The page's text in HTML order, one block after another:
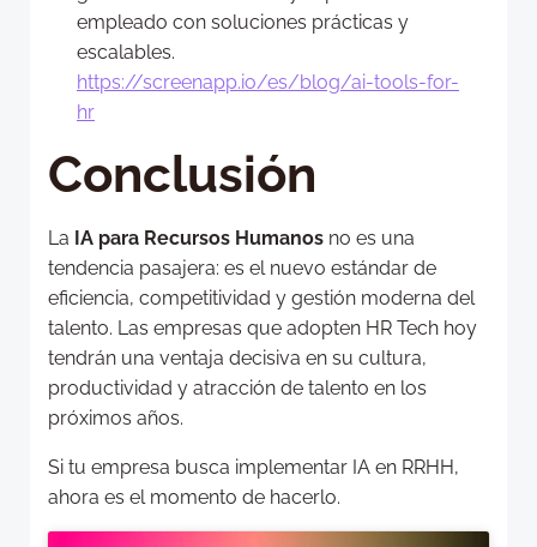
empleado con soluciones prácticas y
escalables.
https://screenapp.io/es/blog/ai-tools-for-
hr
Conclusión
La IA para Recursos Humanos no es una
tendencia pasajera: es el nuevo estándar de
eficiencia, competitividad y gestión moderna del
talento. Las empresas que adopten HR Tech hoy
tendrán una ventaja decisiva en su cultura,
productividad y atracción de talento en los
próximos años.
Si tu empresa busca implementar IA en RRHH,
ahora es el momento de hacerlo.